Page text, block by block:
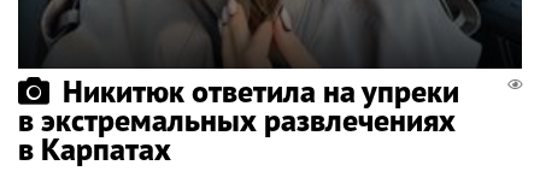
Никитюк ответила на упреки
в экстремальных развлечениях
в Карпатах